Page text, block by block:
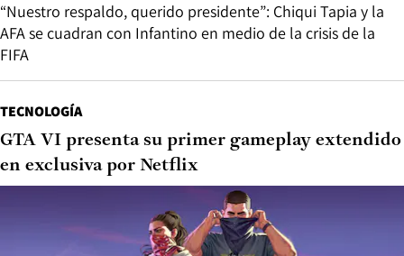
“Nuestro respaldo, querido presidente”: Chiqui Tapia y la
AFA se cuadran con Infantino en medio de la crisis de la
FIFA
TECNOLOGÍA
GTA VI presenta su primer gameplay extendido
en exclusiva por Netflix